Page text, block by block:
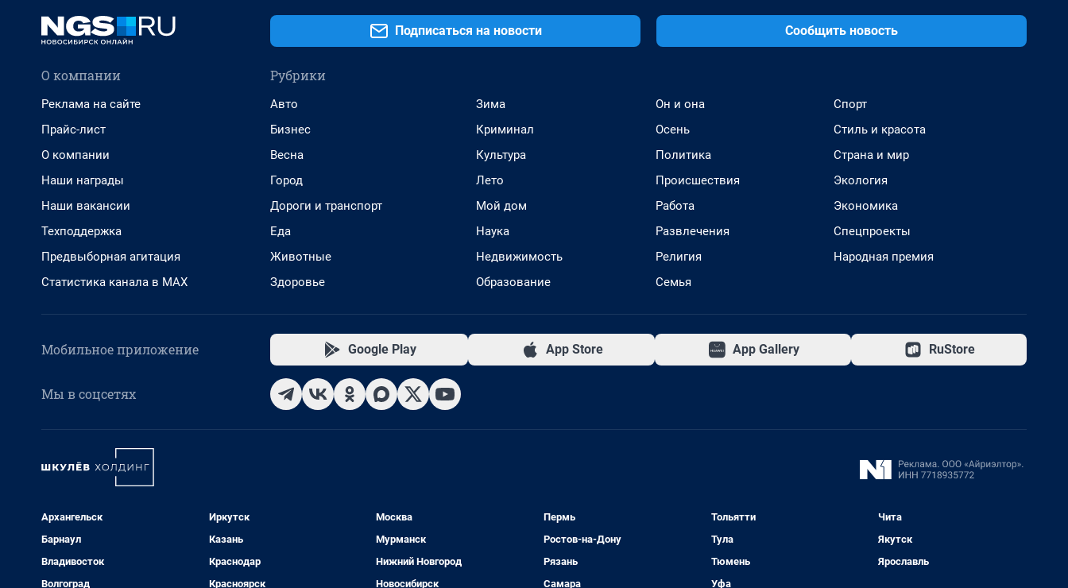
Подписаться на новости Сообщить новость
О компании
Реклама на сайте
Прайс-лист
О компании
Наши награды
Наши вакансии
Техподдержка
Предвыборная агитация
Статистика канала в MAX
Рубрики
Авто
Бизнес
Весна
Город
Дороги и транспорт
Еда
Животные
Здоровье
Зима
Криминал
Культура
Лето
Мой дом
Наука
Недвижимость
Образование
Он и она
Осень
Политика
Происшествия
Работа
Развлечения
Религия
Семья
Спорт
Стиль и красота
Страна и мир
Экология
Экономика
Спецпроекты
Народная премия
Мобильное приложение Google Play App Store App Gallery RuStore
Мы в соцсетях
Архангельск
Барнаул
Владивосток
Волгоград
Иркутск
Казань
Краснодар
Красноярск
Москва
Мурманск
Нижний Новгород
Новосибирск
Пермь
Ростов-на-Дону
Рязань
Самара
Тольятти
Тула
Тюмень
Уфа
Чита
Якутск
Ярославль